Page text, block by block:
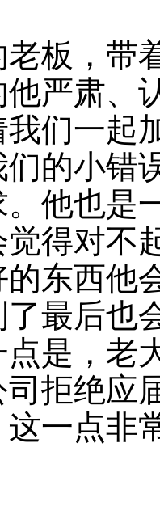
板，带
严肃、
我们一起
的小错
他也是
得对不
东西他
最后也
是，老
拒绝应
一点非